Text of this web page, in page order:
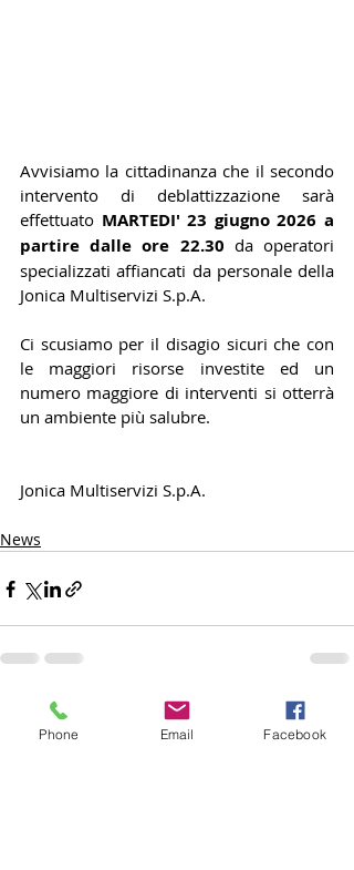
Avvisiamo la cittadinanza che il secondo
intervento di deblattizzazione sarà
effettuato MARTEDI' 23 giugno 2026 a
partire dalle ore 22.30 da operatori
specializzati affiancati da personale della
Jonica Multiservizi S.p.A.
Ci scusiamo per il disagio sicuri che con
le maggiori risorse investite ed un
numero maggiore di interventi si otterrà
un ambiente più salubre.
Jonica Multiservizi S.p.A.
News
Commenti
Phone Email Facebook